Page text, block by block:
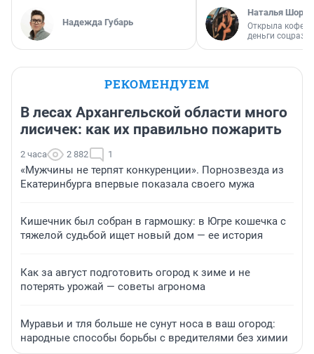
Надежда Губарь
Наталья
Открыла
деньги
РЕКОМЕНДУЕМ
В лесах Архангельской области много
лисичек: как их правильно пожарить
2 часа 2 882 1
«Мужчины не терпят конкуренции». Порнозвезда из
Екатеринбурга впервые показала своего мужа
Кишечник был собран в гармошку: в Югре кошечка с
тяжелой судьбой ищет новый дом — ее история
Как за август подготовить огород к зиме и не
потерять урожай — советы агронома
Муравьи и тля больше не сунут носа в ваш огород:
народные способы борьбы с вредителями без химии